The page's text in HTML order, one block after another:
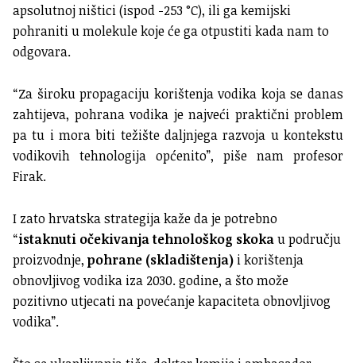
apsolutnoj ništici (ispod -253 °C), ili ga kemijski
pohraniti u molekule koje će ga otpustiti kada nam to
odgovara.
“Za široku propagaciju korištenja vodika koja se danas
zahtijeva, pohrana vodika je najveći praktični problem
pa tu i mora biti težište daljnjega razvoja u kontekstu
vodikovih tehnologija općenito”, piše nam profesor
Firak.
I zato hrvatska strategija kaže da je potrebno
“istaknuti očekivanja tehnološkog skokau području
proizvodnje, pohrane (skladištenja) i korištenja
obnovljivog vodika iza 2030. godine, a što može
pozitivno utjecati na povećanje kapaciteta obnovljivog
vodika”.